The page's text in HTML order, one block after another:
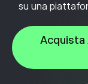
su una
Acquista